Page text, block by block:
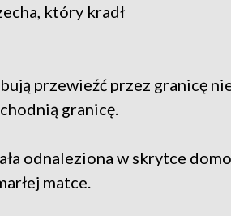
który kradł
przewieźć przez granicę
granicę.
odnaleziona w skrytce
matce.